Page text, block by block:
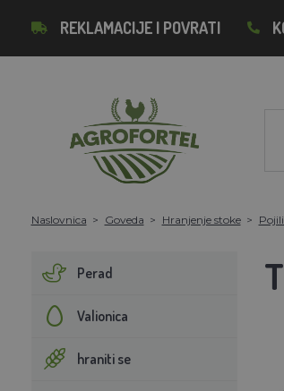
REKLAMACIJE I POVRATI
Naslovnica Goveda Hranjenje stoke
Perad
Valionica
hraniti se